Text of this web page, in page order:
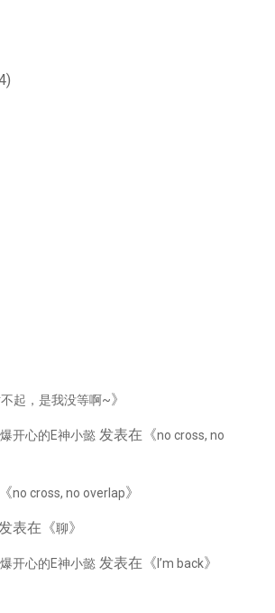
起，是我没等啊~》
开心的E神小懿 发表在《no cross, no
no cross, no overlap》
表在《聊》
开心的E神小懿 发表在《 I’m back》